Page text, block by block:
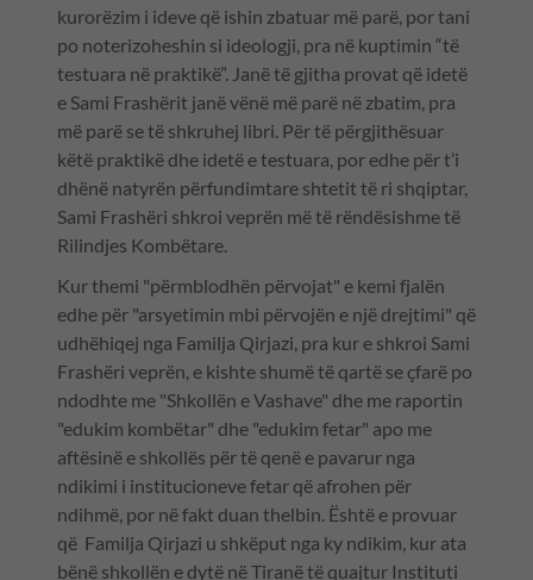
kurorëzim i ideve që ishin zbatuar më parë, por tani
po noterizoheshin si ideologji, pra në kuptimin “të
testuara në praktikë”. Janë të gjitha provat që idetë
e Sami Frashërit janë vënë më parë në zbatim, pra
më parë se të shkruhej libri. Për të përgjithësuar
këtë praktikë dhe idetë e testuara, por edhe për t’i
dhënë natyrën përfundimtare shtetit të ri shqiptar,
Sami Frashëri shkroi veprën më të rëndësishme të
Rilindjes Kombëtare.
Kur themi "përmblodhën përvojat" e kemi fjalën
edhe për "arsyetimin mbi përvojën e një drejtimi" që
udhëhiqej nga Familja Qirjazi, pra kur e shkroi Sami
Frashëri veprën, e kishte shumë të qartë se çfarë po
ndodhte me "Shkollën e Vashave" dhe me raportin
"edukim kombëtar" dhe "edukim fetar" apo me
aftësinë e shkollës për të qenë e pavarur nga
ndikimi i institucioneve fetar që afrohen për
ndihmë, por në fakt duan thelbin. Është e provuar
që Familja Qirjazi u shkëput nga ky ndikim, kur ata
bënë shkollën e dytë në Tiranë të quajtur Instituti